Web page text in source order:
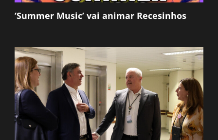
‘Summer Music’ vai animar Recesinhos